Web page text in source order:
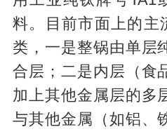
料。目前市面上的主
类，一是整锅由单层
合层；二是内层（食
加上其他金属层的多
与其他金属（如铝、